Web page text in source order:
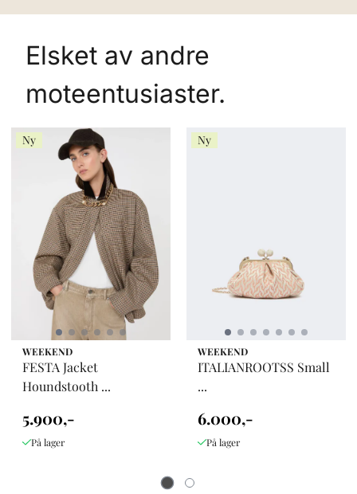
Elsket av andre
moteentusiaster.
Ny
WEEKEND
FESTA Jacket
Houndstooth ...
5.900,-
På lager
Ny
WEEKEND
ITALIANROOTSS Small
...
6.000,-
På lager